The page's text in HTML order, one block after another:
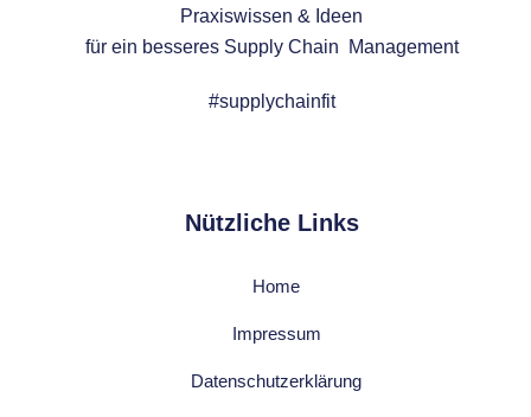
Praxiswissen & Ideen
für ein besseres Supply Chain Management
#supplychainfit
Nützliche Links
Home
Impressum
Datenschutzerklärung